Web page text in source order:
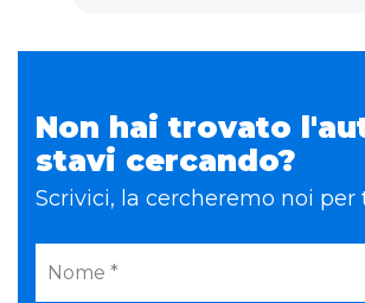
Non hai trovato
stavi cercando?
Scrivici, la cercheremo noi per